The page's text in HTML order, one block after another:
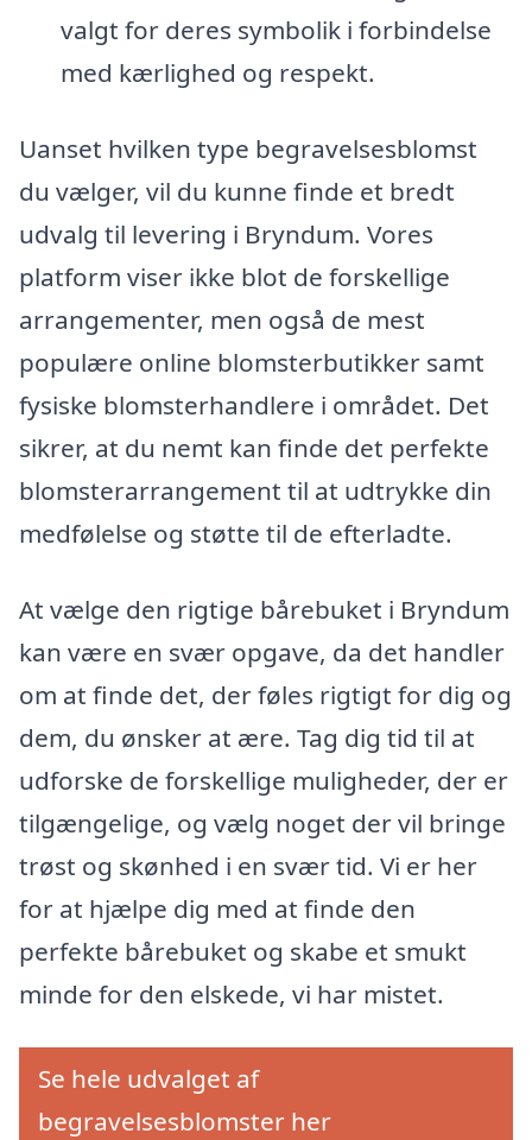
valgt for deres symbolik i forbindelse
med kærlighed og respekt.
Uanset hvilken type begravelsesblomst
du vælger, vil du kunne finde et bredt
udvalg til levering i Bryndum. Vores
platform viser ikke blot de forskellige
arrangementer, men også de mest
populære online blomsterbutikker samt
fysiske blomsterhandlere i området. Det
sikrer, at du nemt kan finde det perfekte
blomsterarrangement til at udtrykke din
medfølelse og støtte til de efterladte.
At vælge den rigtige bårebuket i Bryndum
kan være en svær opgave, da det handler
om at finde det, der føles rigtigt for dig og
dem, du ønsker at ære. Tag dig tid til at
udforske de forskellige muligheder, der er
tilgængelige, og vælg noget der vil bringe
trøst og skønhed i en svær tid. Vi er her
for at hjælpe dig med at finde den
perfekte bårebuket og skabe et smukt
minde for den elskede, vi har mistet.
Se hele udvalget af
begravelsesblomster her